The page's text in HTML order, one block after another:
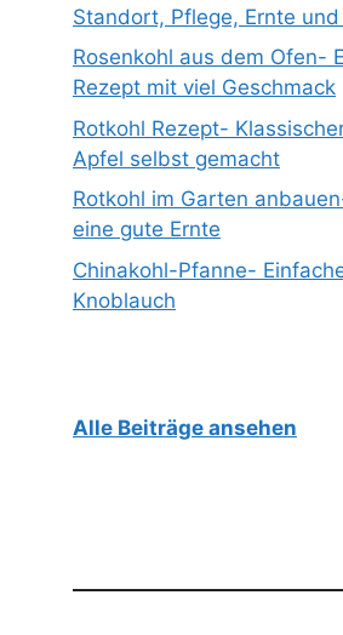
Standort, Pflege, Ernte
Rosenkohl aus dem Ofen-
Rezept mit viel Geschmack
Rotkohl Rezept-
Apfel selbst gemacht
Rotkohl im Garten
eine gute Ernte
Chinakohl-Pfanne-
Knoblauch
Alle Beiträge ansehen